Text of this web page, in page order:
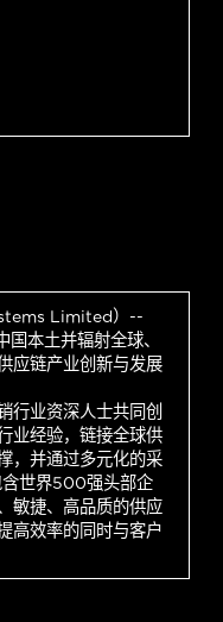
Limited）--
国本土并辐射全球、
应链产业创新与发展
行业资深人士共同创
业经验，链接全球供
，并通过多元化的采
世界500强头部企
敏捷、高品质的供应
高效率的同时与客户